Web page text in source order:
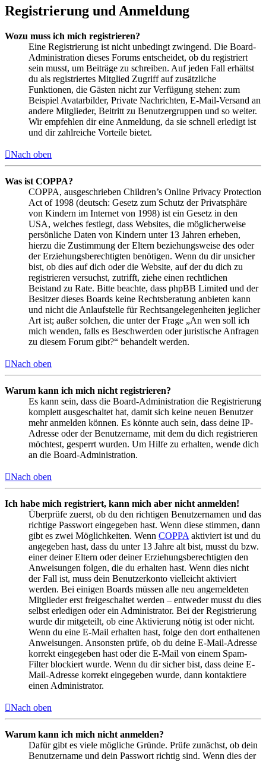
Registrierung und Anmeldung
Wozu muss ich mich registrieren?
Eine Registrierung ist nicht unbedingt zwingend. Die Board-
Administration dieses Forums entscheidet, ob du registriert
sein musst, um Beiträge zu schreiben. Auf jeden Fall erhältst
du als registriertes Mitglied Zugriff auf zusätzliche
Funktionen, die Gästen nicht zur Verfügung stehen: zum
Beispiel Avatarbilder, Private Nachrichten, E-Mail-Versand an
andere Mitglieder, Beitritt zu Benutzergruppen und so weiter.
Wir empfehlen dir eine Anmeldung, da sie schnell erledigt ist
und dir zahlreiche Vorteile bietet.
Nach oben
Was ist COPPA?
COPPA, ausgeschrieben Children’s Online Privacy Protection
Act of 1998 (deutsch: Gesetz zum Schutz der Privatsphäre
von Kindern im Internet von 1998) ist ein Gesetz in den
USA, welches festlegt, dass Websites, die möglicherweise
persönliche Daten von Kindern unter 13 Jahren erheben,
hierzu die Zustimmung der Eltern beziehungsweise des oder
der Erziehungsberechtigten benötigen. Wenn du dir unsicher
bist, ob dies auf dich oder die Website, auf der du dich zu
registrieren versuchst, zutrifft, ziehe einen rechtlichen
Beistand zu Rate. Bitte beachte, dass phpBB Limited und der
Besitzer dieses Boards keine Rechtsberatung anbieten kann
und nicht die Anlaufstelle für Rechtsangelegenheiten jeglicher
Art ist; außer solchen, die unter der Frage „An wen soll ich
mich wenden, falls es Beschwerden oder juristische Anfragen
zu diesem Forum gibt?“ behandelt werden.
Nach oben
Warum kann ich mich nicht registrieren?
Es kann sein, dass die Board-Administration die Registrierung
komplett ausgeschaltet hat, damit sich keine neuen Benutzer
mehr anmelden können. Es könnte auch sein, dass deine IP-
Adresse oder der Benutzername, mit dem du dich registrieren
möchtest, gesperrt wurden. Um Hilfe zu erhalten, wende dich
an die Board-Administration.
Nach oben
Ich habe mich registriert, kann mich aber nicht anmelden!
Überprüfe zuerst, ob du den richtigen Benutzernamen und das
richtige Passwort eingegeben hast. Wenn diese stimmen, dann
gibt es zwei Möglichkeiten. Wenn COPPA aktiviert ist und du
angegeben hast, dass du unter 13 Jahre alt bist, musst du bzw.
einer deiner Eltern oder deiner Erziehungsberechtigten den
Anweisungen folgen, die du erhalten hast. Wenn dies nicht
der Fall ist, muss dein Benutzerkonto vielleicht aktiviert
werden. Bei einigen Boards müssen alle neu angemeldeten
Mitglieder erst freigeschaltet werden – entweder musst du dies
selbst erledigen oder ein Administrator. Bei der Registrierung
wurde dir mitgeteilt, ob eine Aktivierung nötig ist oder nicht.
Wenn du eine E-Mail erhalten hast, folge den dort enthaltenen
Anweisungen. Ansonsten prüfe, ob du deine E-Mail-Adresse
korrekt eingegeben hast oder die E-Mail von einem Spam-
Filter blockiert wurde. Wenn du dir sicher bist, dass deine E-
Mail-Adresse korrekt eingegeben wurde, dann kontaktiere
einen Administrator.
Nach oben
Warum kann ich mich nicht anmelden?
Dafür gibt es viele mögliche Gründe. Prüfe zunächst, ob dein
Benutzername und dein Passwort richtig sind. Wenn dies der